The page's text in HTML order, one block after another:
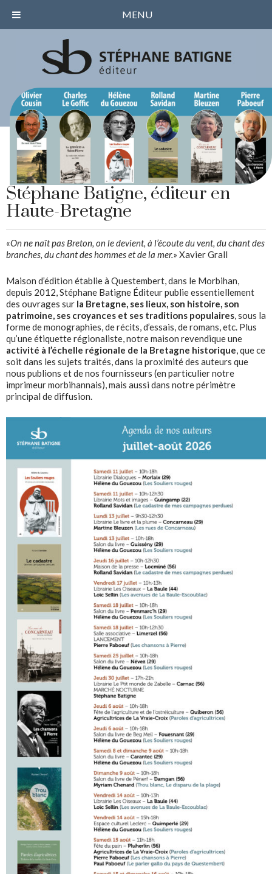
Stéphane Batigne, éditeur en
Haute-Bretagne
«On ne naît pas Breton, on le devient, à l’écoute du vent, du chant des
branches, du chant des hommes et de la mer.» Xavier Grall
Maison d’édition établie à Questembert, dans le Morbihan,
depuis 2012, Stéphane Batigne Éditeur publie essentiellement
des ouvrages sur la Bretagne, ses lieux, son histoire, son
patrimoine, ses croyances et ses traditions populaires, sous la
forme de monographies, de récits, d’essais, de romans, etc. Plus
qu’une étiquette régionaliste, notre maison revendique une
activité à l’échelle régionale de la Bretagne historique, que ce
soit dans les sujets traités, dans la proximité des auteurs que
nous publions et de nos fournisseurs (en particulier notre
imprimeur morbihannais), mais aussi dans notre périmètre
principal de diffusion.
MENU